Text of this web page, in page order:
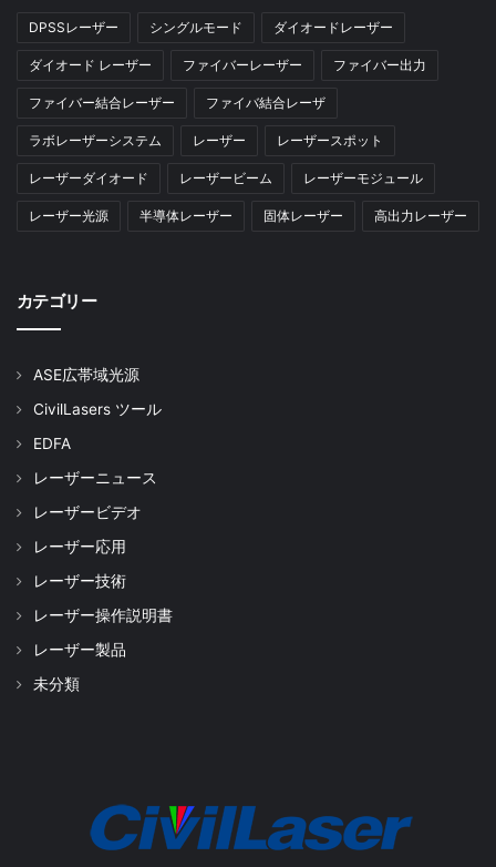
DPSSレーザー シングルモード ダイオードレーザー
ダイオード レーザー ファイバーレーザー ファイバー出力
ファイバー結合レーザー ファイバ結合レーザ
ラボレーザーシステム レーザー レーザースポット
レーザーダイオード レーザービーム レーザーモジュール
レーザー光源 半導体レーザー 固体レーザー 高出力レーザー
カテゴリー
ASE広帯域光源
CivilLasers ツール
EDFA
レーザーニュース
レーザービデオ
レーザー応用
レーザー技術
レーザー操作説明書
レーザー製品
未分類